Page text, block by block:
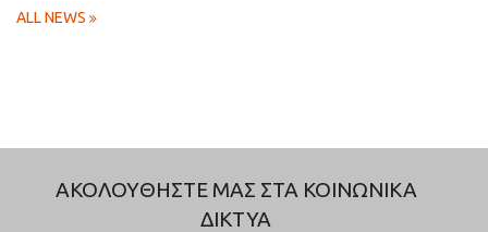
ALL NEWS
ΑΚΟΛΟΥΘΗΣΤΕ ΜΑΣ ΣΤΑ ΚΟΙΝΩΝΙΚΑ
ΔΙΚΤΥΑ